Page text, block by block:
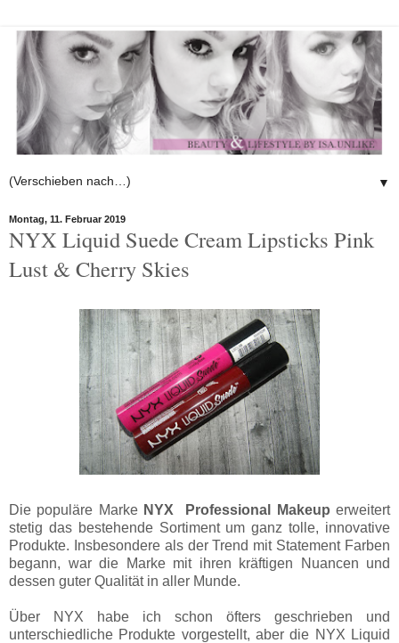
▼
Montag, 11. Februar 2019
NYX Liquid Suede Cream Lipsticks Pink
Lust & Cherry Skies
Die populäre Marke NYX Professional Makeup erweitert
stetig das bestehende Sortiment um ganz tolle, innovative
Produkte. Insbesondere als der Trend mit Statement Farben
begann, war die Marke mit ihren kräftigen Nuancen und
dessen guter Qualität in aller Munde.
Über NYX habe ich schon öfters geschrieben und
unterschiedliche Produkte vorgestellt, aber die NYX Liquid